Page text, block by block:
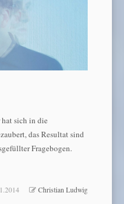
sich in die
das Resultat sind
Fragebogen.
Christian Ludwig